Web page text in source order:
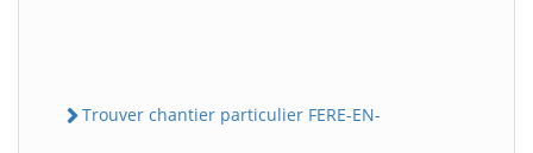
Trouver chantier particulier FERE-EN-